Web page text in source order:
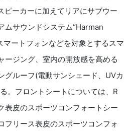
ピーカーに加えてリアにサブウー
ムサウンドシステム“Harman
ートフォンなどを対象とするスマ
ージング、室内の開放感を高める
グルーフ(電動サンシェード、UVカ
。フロントシートについては、R
表皮のスポーツコンフォートシー
フリース表皮のスポーツコンフォ